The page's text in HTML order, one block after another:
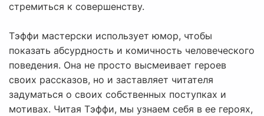
стремиться к совершенству.
Тэффи мастерски использует юмор, чтобы
показать абсурдность и комичность человеческого
поведения. Она не просто высмеивает героев
своих рассказов, но и заставляет читателя
задуматься о своих собственных поступках и
мотивах. Читая Тэффи, мы узнаем себя в ее героях,